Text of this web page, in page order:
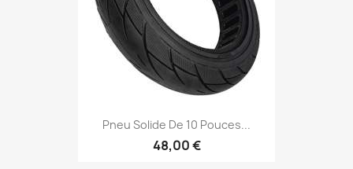
Pneu Solide De 10 Pouces...
48,00 €